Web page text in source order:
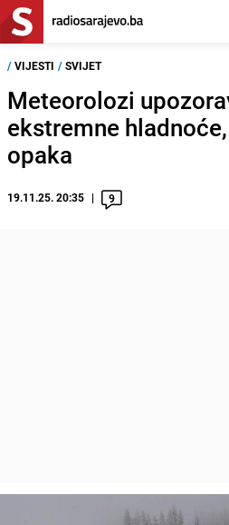
/ VIJESTI / SVIJET
Meteorolozi
ekstremne
opaka
19.11.25. 20:35 9